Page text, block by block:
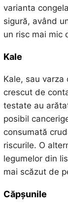
varianta
sigură, având
un risc mai mic
Kale
Kale, sau
crescut de
testate au
posibil
consumată
riscurile. O
legumelor din
mai scăzut de
Căpșunile